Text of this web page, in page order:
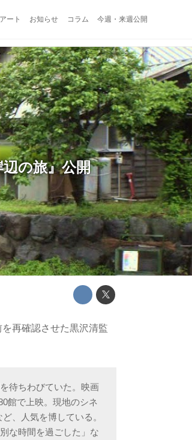
ート お知らせ コラム 今週・来週公開
の旅』公開
再確認させた黒沢清監
待ちわびていた。映画
館で上映。現地のシネ
、人気を博している。
な時間を過ごした」な